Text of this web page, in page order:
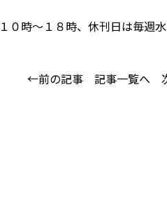
時〜１８時、休刊日は毎週水
←前の記事 記事一覧へ